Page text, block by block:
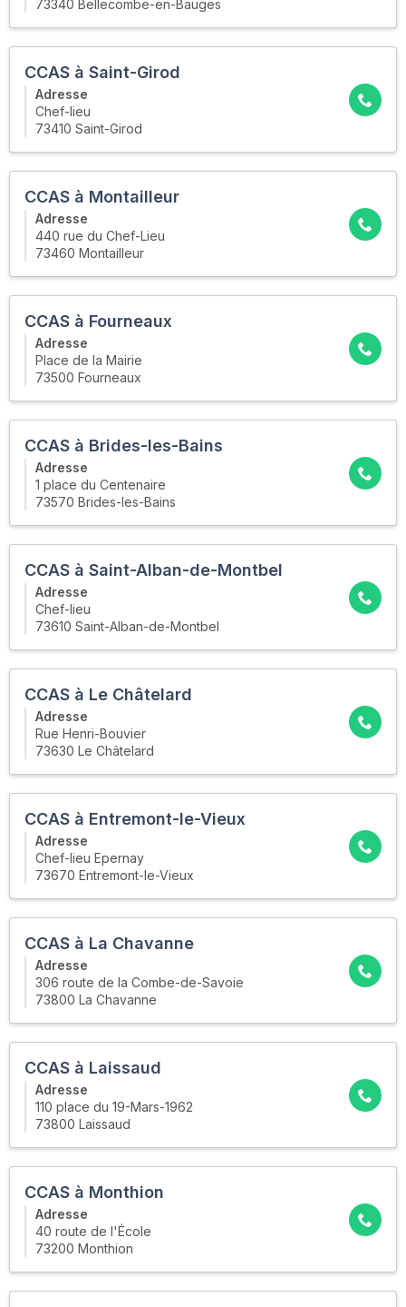
73340 Bellecombe-en-Bauges
CCAS à Saint-Girod
Adresse
Chef-lieu
73410 Saint-Girod
CCAS à Montailleur
Adresse
440 rue du Chef-Lieu
73460 Montailleur
CCAS à Fourneaux
Adresse
Place de la Mairie
73500 Fourneaux
CCAS à Brides-les-Bains
Adresse
1 place du Centenaire
73570 Brides-les-Bains
CCAS à Saint-Alban-de-Montbel
Adresse
Chef-lieu
73610 Saint-Alban-de-Montbel
CCAS à Le Châtelard
Adresse
Rue Henri-Bouvier
73630 Le Châtelard
CCAS à Entremont-le-Vieux
Adresse
Chef-lieu Epernay
73670 Entremont-le-Vieux
CCAS à La Chavanne
Adresse
306 route de la Combe-de-Savoie
73800 La Chavanne
CCAS à Laissaud
Adresse
110 place du 19-Mars-1962
73800 Laissaud
CCAS à Monthion
Adresse
40 route de l'École
73200 Monthion